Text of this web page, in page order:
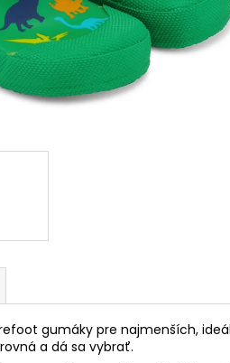
gumáky pre najmenších,
a dá sa vybrať.